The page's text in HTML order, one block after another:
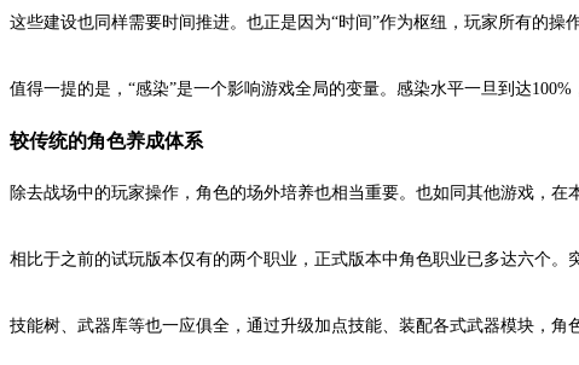
这些建设也同样需要时间推进。也正是因为“时间”作为枢纽，玩家所有的操
值得一提的是，“感染”是一个影响游戏全局的变量。感染水平一旦到达
较传统的角色养成体系
除去战场中的玩家操作，角色的场外培养也相当重要。也如同其他游戏，在
相比于之前的试玩版本仅有的两个职业，正式版本中角色职业已多达六个
技能树、武器库等也一应俱全，通过升级加点技能、装配各式武器模块，